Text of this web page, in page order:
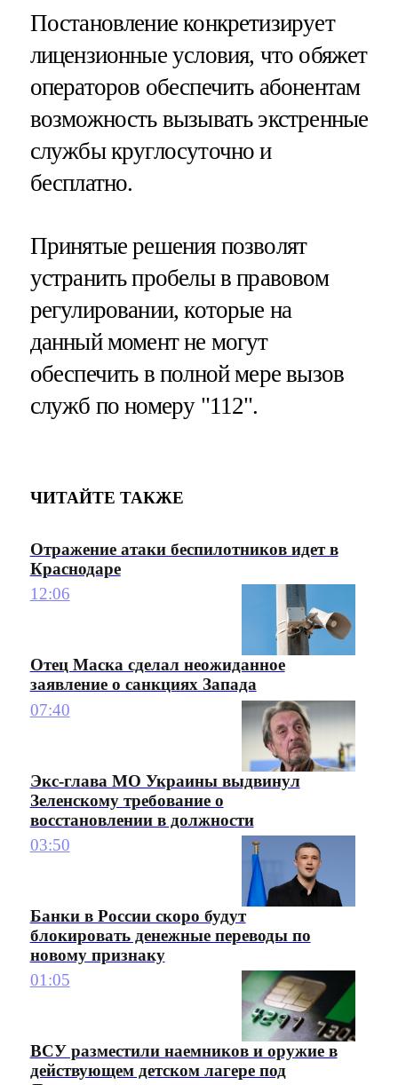
Постановление конкретизирует
лицензионные условия, что обяжет
операторов обеспечить абонентам
возможность вызывать экстренные
службы круглосуточно и
бесплатно.
Принятые решения позволят
устранить пробелы в правовом
регулировании, которые на
данный момент не могут
обеспечить в полной мере вызов
служб по номеру "112".
ЧИТАЙТЕ ТАКЖЕ
Отражение атаки беспилотников идет в
Краснодаре
12:06
Отец Маска сделал неожиданное
заявление о санкциях Запада
07:40
Экс-глава МО Украины выдвинул
Зеленскому требование о
восстановлении в должности
03:50
Банки в России скоро будут
блокировать денежные переводы по
новому признаку
01:05
ВСУ разместили наемников и оружие в
действующем детском лагере под